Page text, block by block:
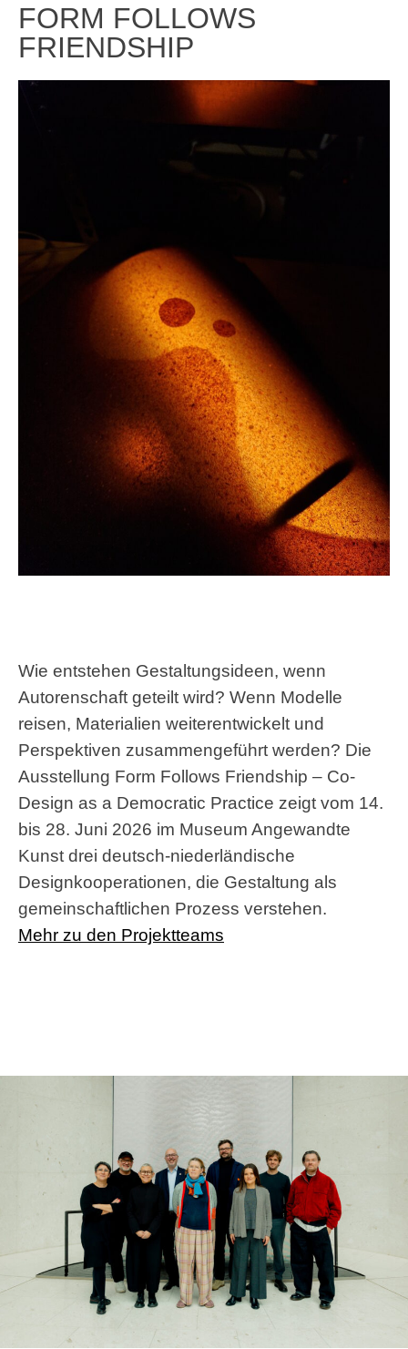
FORM FOLLOWS
FRIENDSHIP
Wie entstehen Gestaltungsideen, wenn
Autorenschaft geteilt wird? Wenn Modelle
reisen, Materialien weiterentwickelt und
Perspektiven zusammengeführt werden? Die
Ausstellung Form Follows Friendship – Co-
Design as a Democratic Practice zeigt vom 14.
bis 28. Juni 2026 im Museum Angewandte
Kunst drei deutsch-niederländische
Designkooperationen, die Gestaltung als
gemeinschaftlichen Prozess verstehen.
Mehr zu den Projektteams